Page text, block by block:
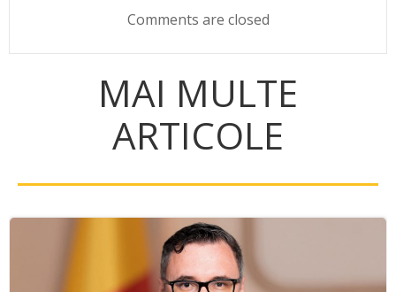
Comments are closed
MAI MULTE
ARTICOLE